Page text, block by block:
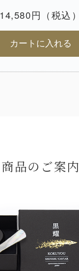
14,580円（税込）
カートに入れる
商品のご案内